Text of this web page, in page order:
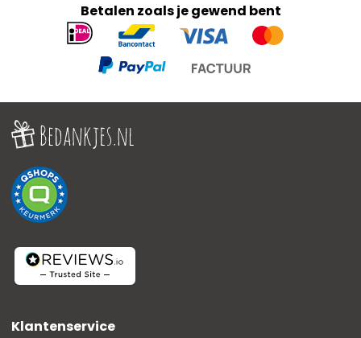
Betalen zoals je gewend bent
Geaccepteerde
betaalmethoden
Klantenservice